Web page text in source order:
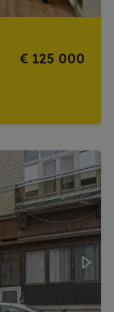
€ 125 000
Next